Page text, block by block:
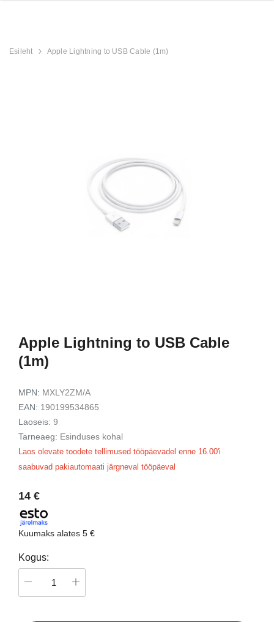
Esileht Apple Lightning to USB Cable (1m)
Apple Lightning to USB Cable
(1m)
MPN: MXLY2ZM/A
EAN: 190199534865
Laoseis: 9
Tarneaeg: Esinduses kohal
Laos olevate toodete tellimused tööpäevadel enne 16.00'i
saabuvad pakiautomaati järgneval tööpäeval
14 €
Kuumaks alates 5 €
Kogus: